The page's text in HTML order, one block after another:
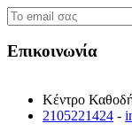
Επικοινωνία
Κέντρο
2105221424 -